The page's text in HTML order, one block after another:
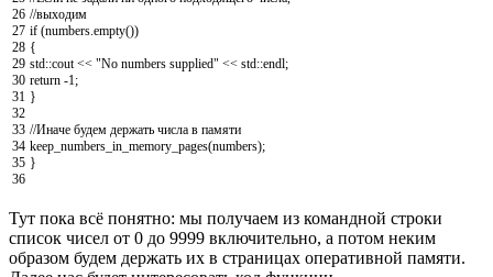
26
27
28
29
30
31
32
33
34
35
36
//выходим
if (numbers.empty())
{
std::cout << "No numbers supplied" << std::endl;
return -1;
}
//Иначе будем держать числа в памяти
keep_numbers_in_memory_pages(numbers);
}
Тут пока всё понятно: мы получаем из командной строки
список чисел от 0 до 9999 включительно, а потом неким
образом будем держать их в страницах оперативной памяти.